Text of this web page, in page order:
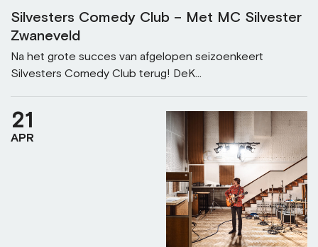
Silvesters Comedy Club – Met MC Silvester
Zwaneveld
Na het grote succes van afgelopen seizoenkeert
Silvesters Comedy Club terug! DeK...
21
APR